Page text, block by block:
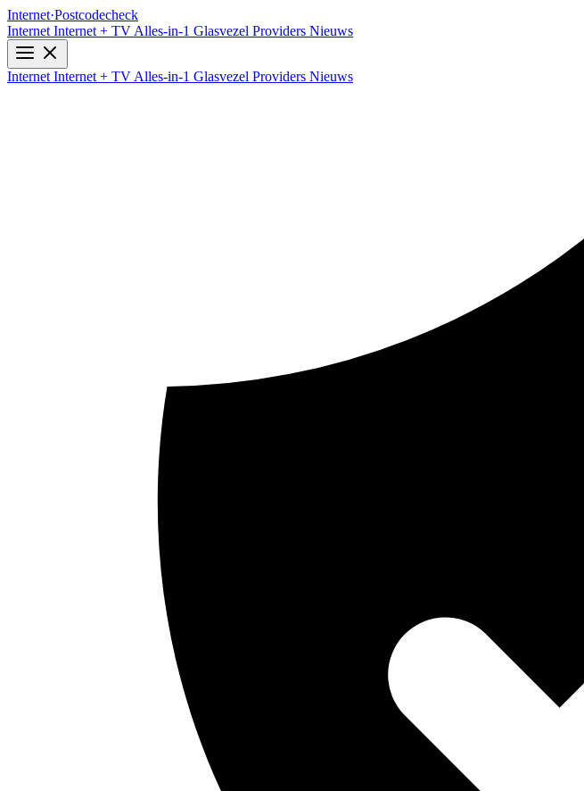
Internet·Postcodecheck
Internet Internet + TV Alles-in-1 Glasvezel Providers Nieuws
Internet Internet + TV Alles-in-1 Glasvezel Providers Nieuws